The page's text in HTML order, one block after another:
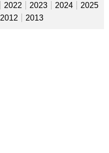
2025
2024
2023
2022
2013
2012